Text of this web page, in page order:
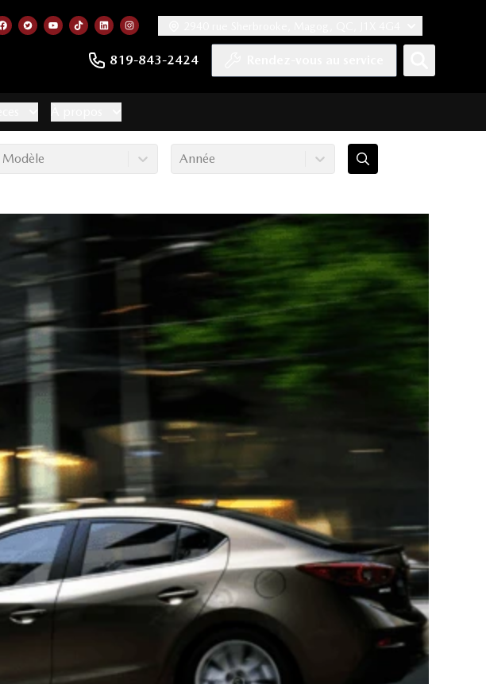
819-843-2424
Lien vers notre page facebook
Lien vers notre compte Twitter
Lien vers notre chaîne YouTube
Lien vers notre compte Tiktok
Lien vers notre compte LinkedIn
Lien vers notre compte Instagram
Modèle Année